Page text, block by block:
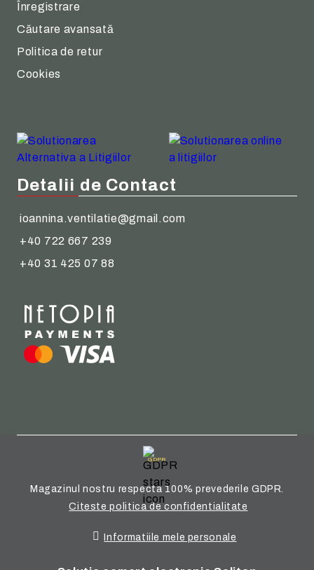
Înregistrare
Căutare avansată
Politica de retur
Cookies
Detalii de Contact
ioannina.ventilatie@gmail.com
+40 722 667 239
+40 31 425 07 88
GDPR
Magazinul nostru respecta 100% prevederile GDPR.
Citeste politica de confidentialitate
Informatiile mele personale